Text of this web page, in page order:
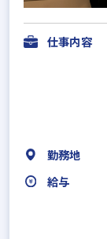
仕事内容
勤務地
給与